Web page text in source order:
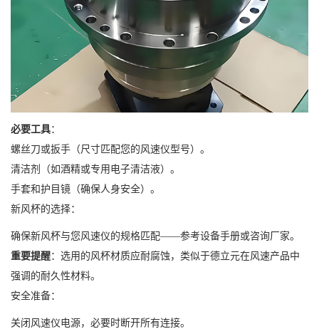
必要工具：
螺丝刀或扳手（尺寸匹配您的风速仪型号）。
清洁剂（如酒精或专用电子清洁液）。
手套和护目镜（确保人身安全）。
新风杯的选择：
确保新风杯与您风速仪的规格匹配——参考设备手册或咨询厂家。
重要提醒：选用的风杯材质应耐腐蚀，类似于德立元在风速产品中
强调的耐久性材料。
安全准备：
关闭风速仪电源，必要时断开所有连接。